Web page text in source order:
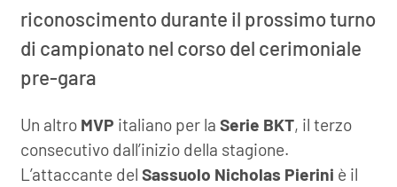
riconoscimento durante il prossimo turno
di campionato nel corso del cerimoniale
pre-gara
Un altro MVP italiano per la Serie BKT, il terzo
consecutivo dall’inizio della stagione.
L’attaccante del Sassuolo Nicholas Pierini è il